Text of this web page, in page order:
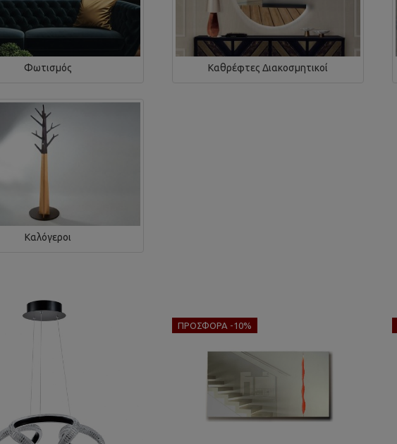
Φωτισμός Καθρέφτες Διακοσμητικοί
Καλόγεροι
ΠΡΟΣΦΟΡΆ -10%